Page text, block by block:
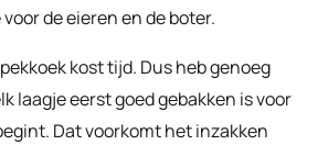
de eieren en de boter.
kost tijd. Dus heb genoeg
laagje eerst goed gebakken is voor
Dat voorkomt het inzakken